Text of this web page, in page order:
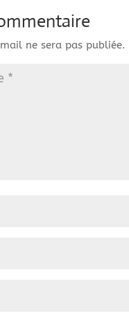
ne sera pas publiée.